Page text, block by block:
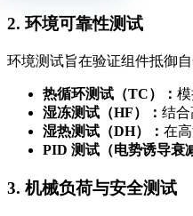
2. 环境可靠性测试
环境测试旨在验证组件抵御
热循环测试（TC）：
湿冻测试（HF）： 结合
湿热测试（DH）： 在
PID 测试（电势诱导衰
3. 机械负荷与安全测试